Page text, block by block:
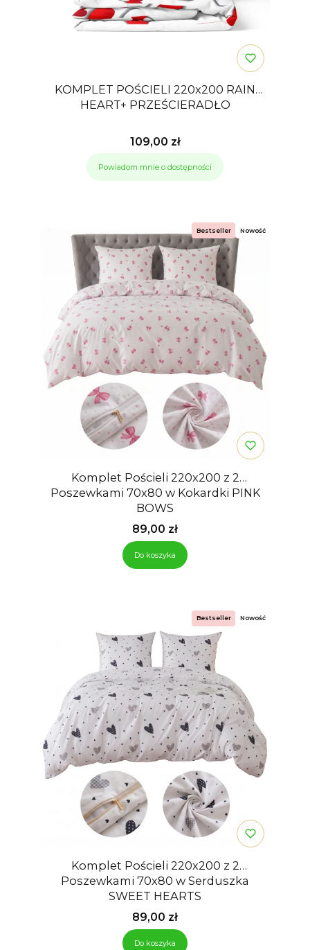
KOMPLET POŚCIELI 220x200 RAIN
HEART+ PRZEŚCIERADŁO
Cena
109,00 zł
Powiadom mnie o dostępności
Bestseller Nowość
Komplet Pościeli 220x200 z 2
Poszewkami 70x80 w Kokardki PINK
BOWS
Cena
89,00 zł
Do koszyka
Bestseller Nowość
Komplet Pościeli 220x200 z 2
Poszewkami 70x80 w Serduszka
SWEET HEARTS
Cena
89,00 zł
Do koszyka